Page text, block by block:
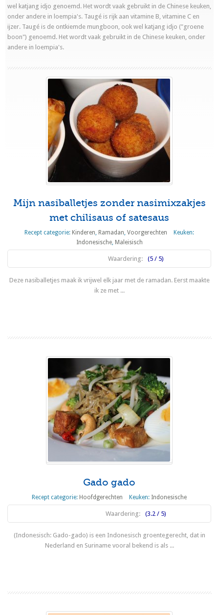
wel katjang idjo genoemd. Het wordt vaak gebruikt in de Chinese keuken,
onder andere in loempia's. Taugé is rijk aan vitamine B, vitamine C en
ijzer. Taugé is de ontkiemde mungboon, ook wel katjang idjo ("groene
boon") genoemd. Het wordt vaak gebruikt in de Chinese keuken, onder
andere in loempia's.
Mijn nasiballetjes zonder nasimixzakjes
met chilisaus of satesaus
Recept categorie: Kinderen, Ramadan,Voorgerechten
Keuken:
Indonesische, Maleisisch
Waardering: (5 / 5)
Deze nasiballetjes maak ik vrijwel elk jaar met de ramadan. Eerst maakte
ik ze met ...
Gado gado
Recept categorie: Hoofdgerechten Keuken: Indonesische
Waardering: (3.2 / 5)
(Indonesisch: Gado-gado) is een Indonesisch groentegerecht, dat in
Nederland en Suriname vooral bekend is als ...